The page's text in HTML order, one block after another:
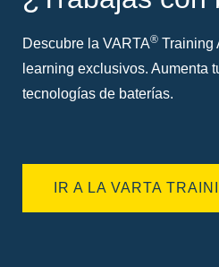
Descubre la VARTA® Training
learning exclusivos. Aumenta
tecnologías de baterías.
IR A LA VARTA